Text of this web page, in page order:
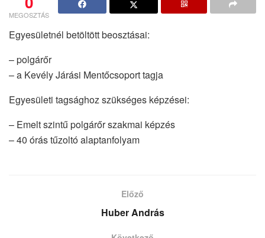
MEGOSZTÁS
Egyesületnél betöltött beosztásai:
– polgárőr
– a Kevély Járási Mentőcsoport tagja
Egyesületi tagsághoz szükséges képzései:
– Emelt szintű polgárőr szakmai képzés
– 40 órás tűzoltó alaptanfolyam
Előző
Huber András